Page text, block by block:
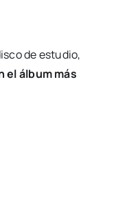
de estudio,
el álbum más